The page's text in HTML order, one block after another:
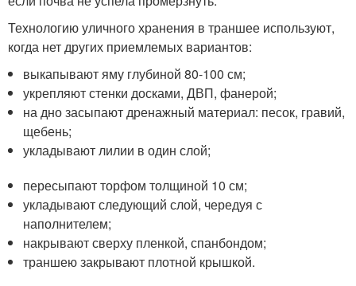
Технологию уличного хранения в траншее используют,
когда нет других приемлемых вариантов:
выкапывают яму глубиной 80-100 см;
укрепляют стенки досками, ДВП, фанерой;
на дно засыпают дренажный материал: песок, гравий,
щебень;
укладывают лилии в один слой;
пересыпают торфом толщиной 10 см;
укладывают следующий слой, чередуя с
наполнителем;
накрывают сверху пленкой, спанбондом;
траншею закрывают плотной крышкой.